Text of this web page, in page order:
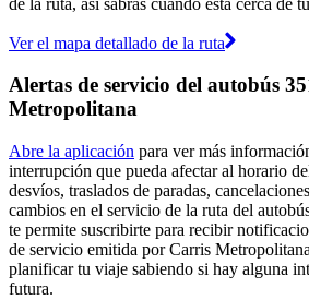
Ver el mapa detallado de la ruta
Alertas de servicio del autobús
Metropolitana
Abre la aplicación para ver más
interrupción que pueda afectar al horario
desvíos, traslados de paradas,
cambios en el servicio de la ruta del
te permite suscribirte para recibir
de servicio emitida por Carris
planificar tu viaje sabiendo si hay alguna
futura.